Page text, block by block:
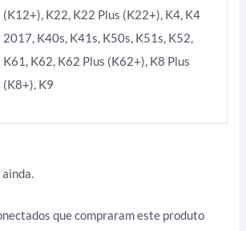
(K12+), K22, K22 Plus (K22+), K4, K4
2017, K40s, K41s, K50s, K51s, K52,
K61, K62, K62 Plus (K62+), K8 Plus
(K8+), K9
que compraram este produto